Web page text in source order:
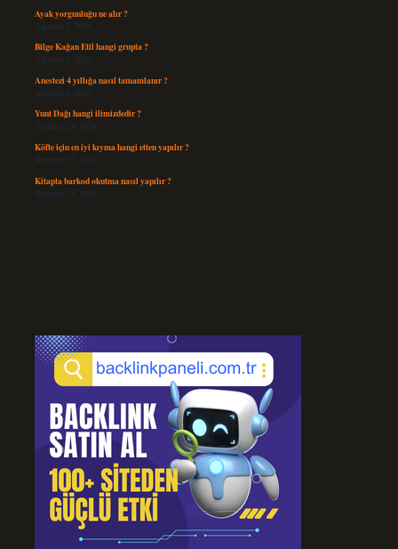
Ayak yorgunluğu ne alır ?
Ağustos 5, 2026
Bilge Kağan Etil hangi grupta ?
Ağustos 4, 2026
Anestezi 4 yıllığa nasıl tamamlanır ?
Ağustos 4, 2026
Yunt Dağı hangi ilimizdedir ?
Temmuz 29, 2026
Köfte için en iyi kıyma hangi etten yapılır ?
Temmuz 27, 2026
Kitapta barkod okutma nasıl yapılır ?
Temmuz 25, 2026